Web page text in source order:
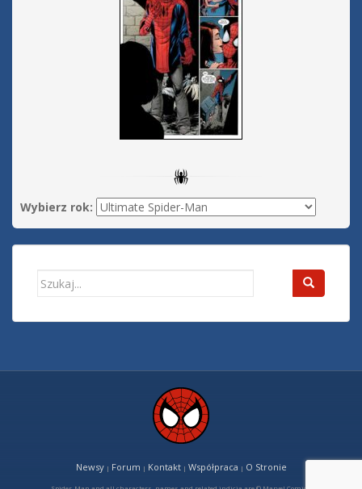
Wybierz rok:
Search
Newsy| Forum | Kontakt| Współpraca | O Stronie